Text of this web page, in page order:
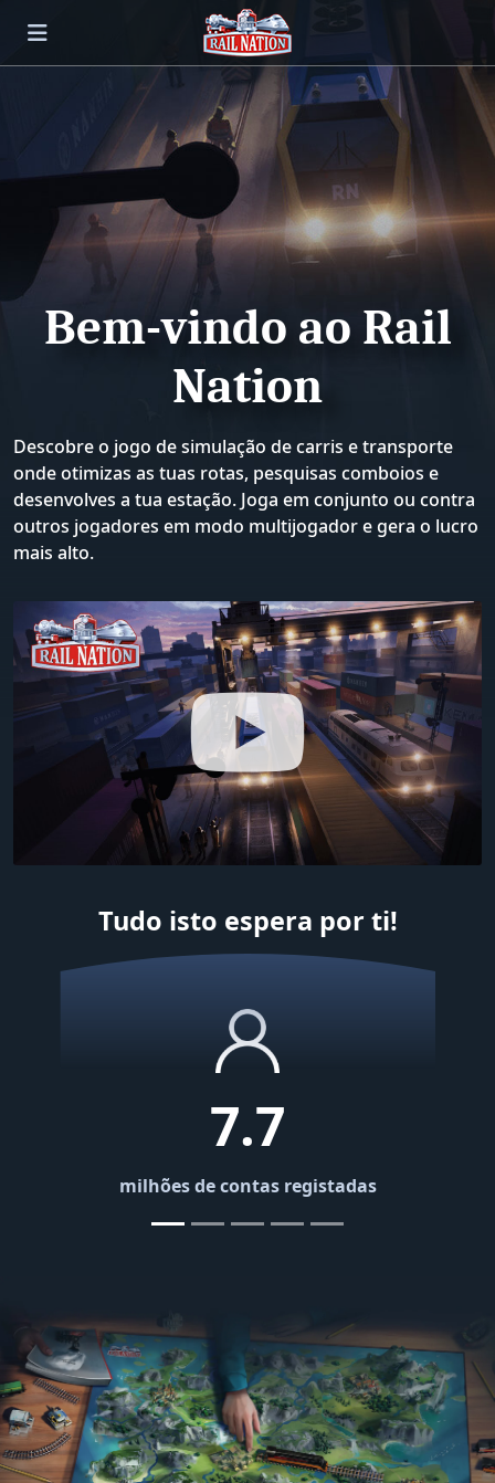
Bem-vindo ao Rail
Nation
Descobre o jogo de simulação de carris e transporte
onde otimizas as tuas rotas, pesquisas comboios e
desenvolves a tua estação. Joga em conjunto ou contra
outros jogadores em modo multijogador e gera o lucro
mais alto.
Tudo isto espera por ti!
7.7
milhões de contas registadas